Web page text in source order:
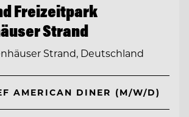
Freizeitpark
Strand
Strand, Deutschland
AMERICAN DINER (M/W/D)